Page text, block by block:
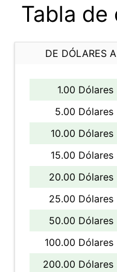
Tabla de
DE DÓLARES
1.00 Dólares
5.00 Dólares
10.00 Dólares
15.00 Dólares
20.00 Dólares
25.00 Dólares
50.00 Dólares
100.00 Dólares
200.00 Dólares